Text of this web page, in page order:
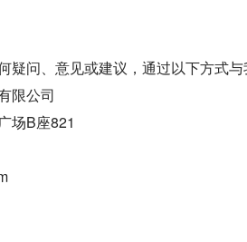
疑问、意见或建议，通过以下方式与
限公司
场B座821